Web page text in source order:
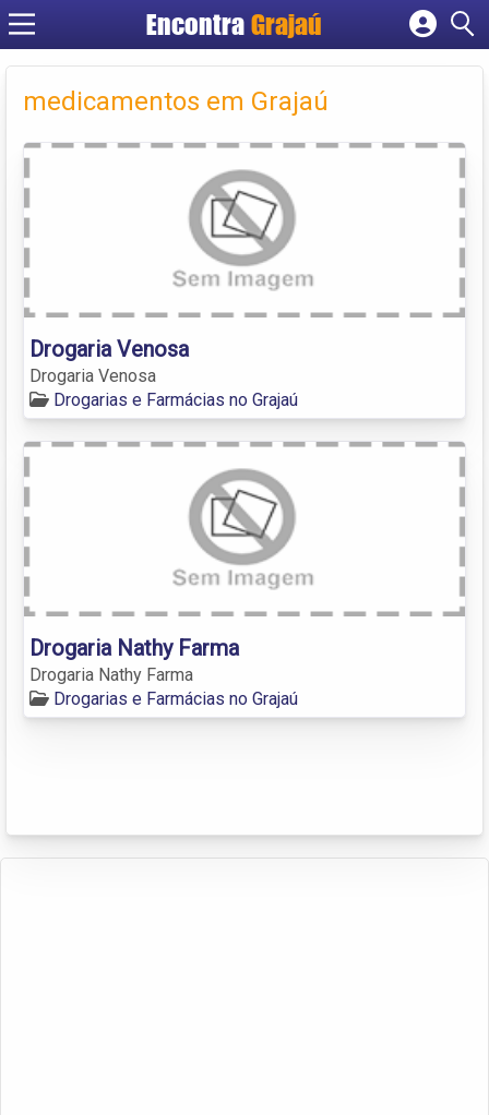
Encontra Grajaú
Cadastrar empresa
Criar conta
medicamentos em Grajaú
Drogaria Venosa
Drogaria Venosa
Drogarias e Farmácias no Grajaú
Drogaria Nathy Farma
Drogaria Nathy Farma
Drogarias e Farmácias no Grajaú